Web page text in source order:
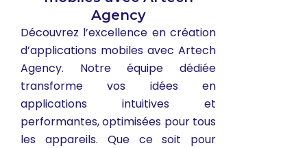
Agency
Découvrez l’excellence en création
d’applications mobiles avec Artech
Agency. Notre équipe dédiée
transforme vos idées en
applications intuitives et
performantes, optimisées pour tous
les appareils. Que ce soit pour